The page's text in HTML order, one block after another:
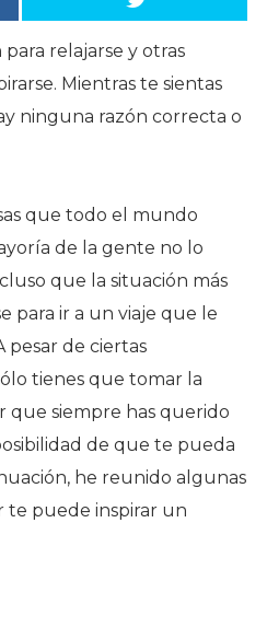
relajarse y otras
Mientras te sientas
ninguna razón correcta o
que todo el mundo
de la gente no lo
que la situación más
para ir a un viaje que le
pesar de ciertas
tienes que tomar la
que siempre has querido
de que te pueda
he reunido algunas
te puede inspirar un